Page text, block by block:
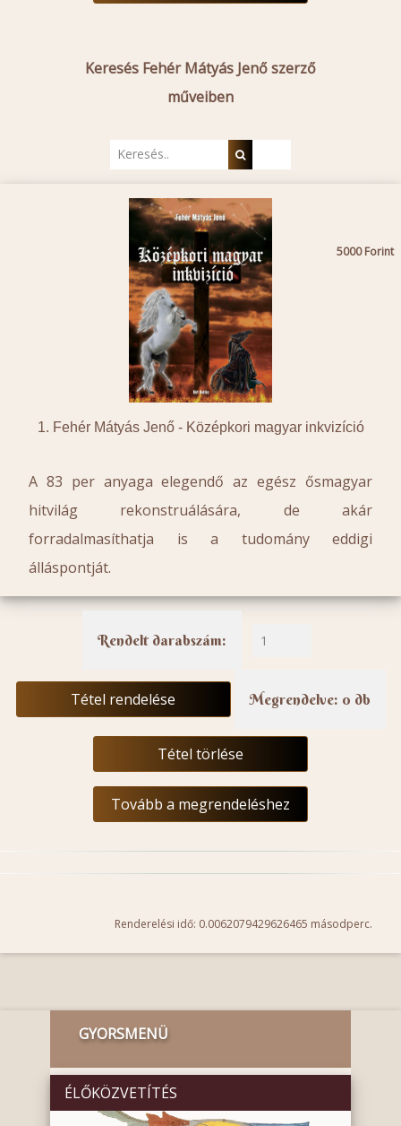
Keresés Fehér Mátyás Jenő szerző
műveiben
1. Fehér Mátyás Jenő - Középkori magyar inkvizíció
5000
A 83 per anyaga elegendő az egész ősmagyar
hitvilág rekonstruálására, de akár
forradalmasíthatja is a tudomány eddigi
álláspontját.
Rendelt darabszám:
Tétel rendelése Megrendelve: 0 db
Tétel törlése
Tovább a megrendeléshez
Renderelési idő: 0.0062079429626465 másodperc.
GYORSMENÜ
ÉLŐKÖZVETÍTÉS